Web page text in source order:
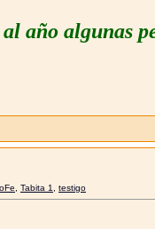
año algunas
, Tabita 1, testigo